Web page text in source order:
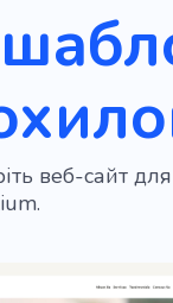
веб-сайт